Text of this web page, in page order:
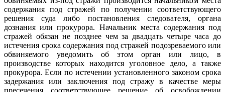
содержания под стражей по получении соответствующего
решения суда либо постановления следователя, органа
дознания или прокурора. Начальник места содержания под
стражей обязан не позднее чем за двадцать четыре часа до
истечения срока содержания под стражей подозреваемого или
обвиняемого уведомить об этом орган или лицо, в
производстве которых находится уголовное дело, а также
прокурора. Если по истечении установленного законом срока
задержания или заключения под стражу в качестве меры
пресечения соответствующее решение об освобождении